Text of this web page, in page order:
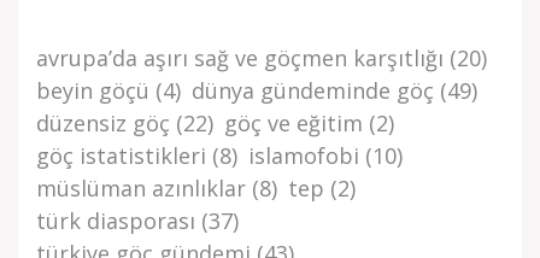
avrupa’da aşiri sağ ve göçmen karşitliği (20)
beyi̇n göçü (4) dünya gündemi̇nde göç (49)
düzensi̇z göç (22) göç ve eği̇ti̇m (2)
göç i̇stati̇sti̇kleri̇ (8) islamofobi (10)
müslüman azınlıklar (8) tep (2)
türk di̇asporasi (37)